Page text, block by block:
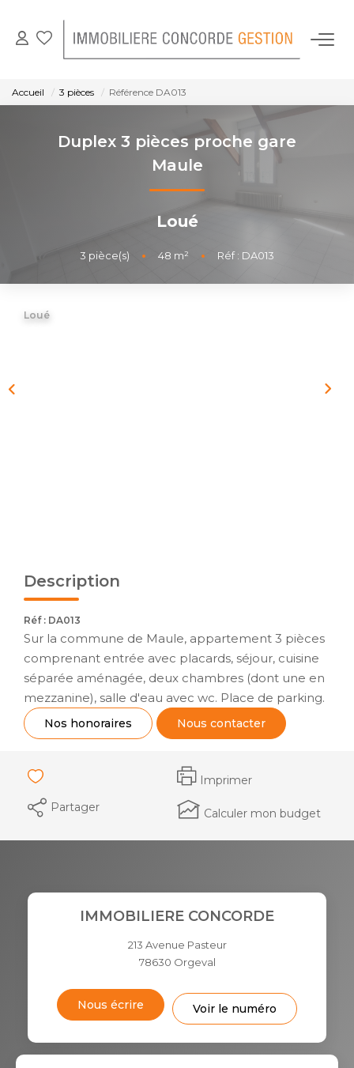
GESTION LOCATIVE
NOTRE AGENCE
CONTACT
Accueil 3 pièces Référence DA013
Duplex 3 pièces proche gare
Maule
Loué
3 pièce(s) • 48 m² • Réf : DA013
Loué
Description
Réf : DA013
Sur la commune de Maule, appartement 3 pièces
comprenant entrée avec placards, séjour, cuisine
séparée aménagée, deux chambres (dont une en
mezzanine), salle d'eau avec wc. Place de parking.
Nos honoraires Nous contacter
Imprimer
Partager
Calculer mon budget
IMMOBILIERE CONCORDE
213 Avenue Pasteur
78630 Orgeval
Nous écrire Voir le numéro